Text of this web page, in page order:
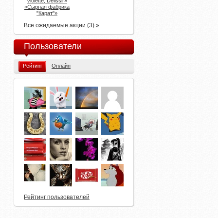
«Сырная фабрика
"Карат"»
Все ожидаемые акции (3) »
Пользователи
Рейтинг Онлайн
Рейтинг пользователей